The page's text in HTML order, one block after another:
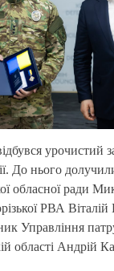
урочистий
До нього
обласної ради
РВА
Управління
області Андрій